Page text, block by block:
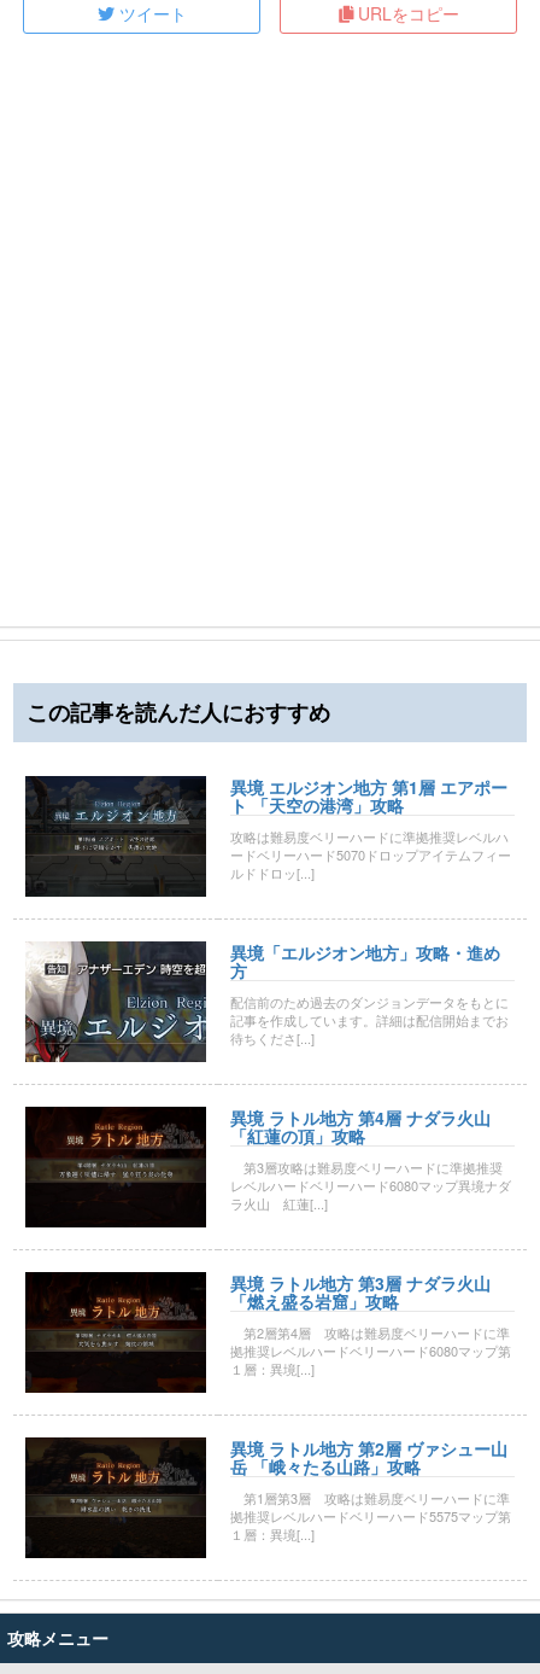
ツイート URLをコピー
この記事を読んだ人におすすめ
異境 エルジオン地方 第1層 エアポー
ト 「天空の港湾」攻略
攻略は難易度ベリーハードに準拠推奨レベルハ
ードベリーハード5070ドロップアイテムフィー
ルドドロッ[...]
異境「エルジオン地方」攻略・進め
方
配信前のため過去のダンジョンデータをもとに
記事を作成しています。詳細は配信開始までお
待ちくださ[...]
異境 ラトル地方 第4層 ナダラ火山
「紅蓮の頂」攻略
第3層攻略は難易度ベリーハードに準拠推奨
レベルハードベリーハード6080マップ異境ナダ
ラ火山 紅蓮[...]
異境 ラトル地方 第3層 ナダラ火山
「燃え盛る岩窟」攻略
第2層第4層 攻略は難易度ベリーハードに準
拠推奨レベルハードベリーハード6080マップ第
１層：異境[...]
異境 ラトル地方 第2層 ヴァシュー山
岳 「峨々たる山路」攻略
第1層第3層 攻略は難易度ベリーハードに準
拠推奨レベルハードベリーハード5575マップ第
１層：異境[...]
攻略メニュー